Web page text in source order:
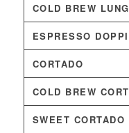
COLD BREW
ESPRESSO
CORTADO
COLD BREW
SWEET CORTADO